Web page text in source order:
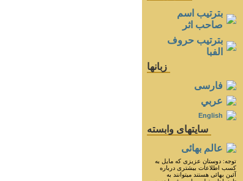
بترتيب اسم
صاحب اثر
بترتيب حروف
الفبا
زبانها
فارسی
عربي
English
سايتهای وابسته
عالم بهائی
توجه: دوستان عزيزى كه مايل به
كسب اطلاعات بيشترى درباره
آئين بهائى هستند ميتوانند به